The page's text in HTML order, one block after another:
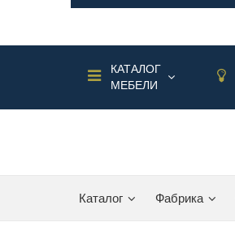
КАТАЛОГ
МЕБЕЛИ
Каталог Фабрика